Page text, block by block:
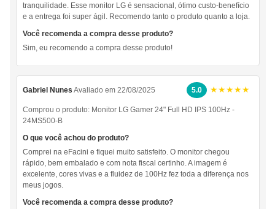
tranquilidade. Esse monitor LG é sensacional, ótimo custo-benefício
e a entrega foi super ágil. Recomendo tanto o produto quanto a loja.
Você recomenda a compra desse produto?
Sim, eu recomendo a compra desse produto!
Gabriel Nunes Avaliado em 22/08/2025 5.0 ★★★★★
Comprou o produto: Monitor LG Gamer 24" Full HD IPS 100Hz -
24MS500-B
O que você achou do produto?
Comprei na eFacini e fiquei muito satisfeito. O monitor chegou
rápido, bem embalado e com nota fiscal certinho. A imagem é
excelente, cores vivas e a fluidez de 100Hz fez toda a diferença nos
meus jogos.
Você recomenda a compra desse produto?